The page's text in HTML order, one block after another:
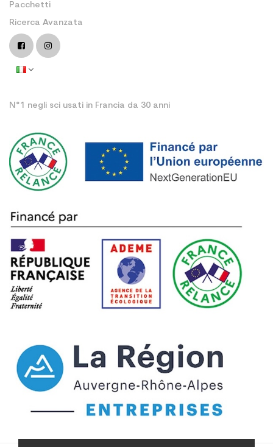
Pacchetti
Ricerca Avanzata
N°1 negli sci usati in Francia da 30 anni